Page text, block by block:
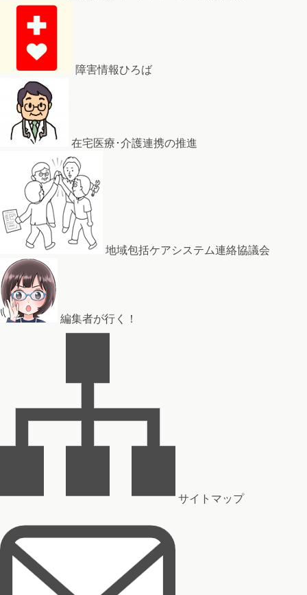
障害情報ひろば
在宅医療･介護連携の推進
地域包括ケアシステム連絡協議会
編集者が行く！
サイトマップ